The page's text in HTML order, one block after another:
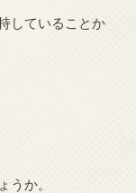
していることか
うか。